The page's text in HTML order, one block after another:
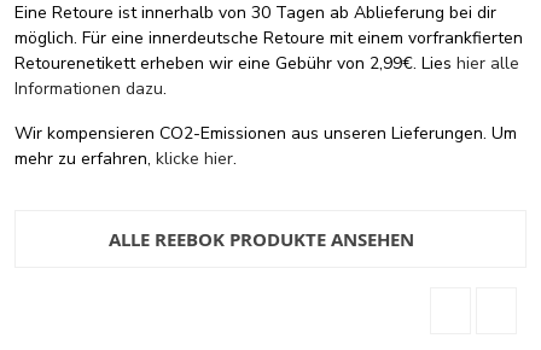
Eine Retoure ist innerhalb von 30 Tagen ab Ablieferung bei dir
möglich. Für eine innerdeutsche Retoure mit einem vorfrankfierten
Retourenetikett erheben wir eine Gebühr von 2,99€. Lies hier alle
Informationen dazu.
Wir kompensieren CO2-Emissionen aus unseren Lieferungen. Um
mehr zu erfahren, klicke hier.
ALLE REEBOK PRODUKTE ANSEHEN